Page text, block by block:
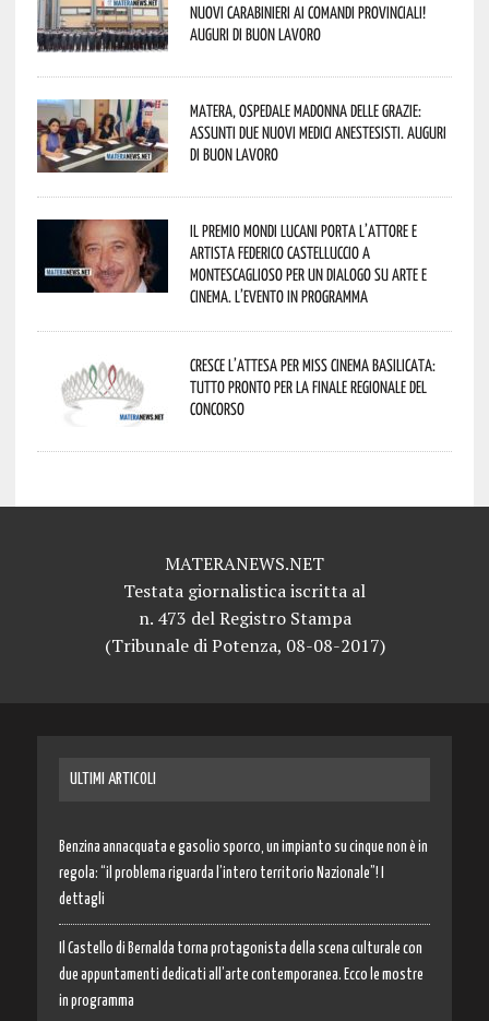
nuovi Carabinieri ai Comandi provinciali!
Auguri di buon lavoro
Matera, Ospedale Madonna delle Grazie:
assunti due nuovi medici anestesisti. Auguri
di buon lavoro
Il Premio Mondi Lucani porta l’attore e
artista Federico Castelluccio a
Montescaglioso per un dialogo su arte e
cinema. L’evento in programma
Cresce l’attesa per Miss Cinema Basilicata:
tutto pronto per la finale regionale del
concorso
MATERANEWS.NET
Testata giornalistica iscritta al
n. 473 del Registro Stampa
(Tribunale di Potenza, 08-08-2017)
ULTIMI ARTICOLI
Benzina annacquata e gasolio sporco, un impianto su cinque non è in
regola: “il problema riguarda l’intero territorio Nazionale”! I
dettagli
Il Castello di Bernalda torna protagonista della scena culturale con
due appuntamenti dedicati all’arte contemporanea. Ecco le mostre
in programma